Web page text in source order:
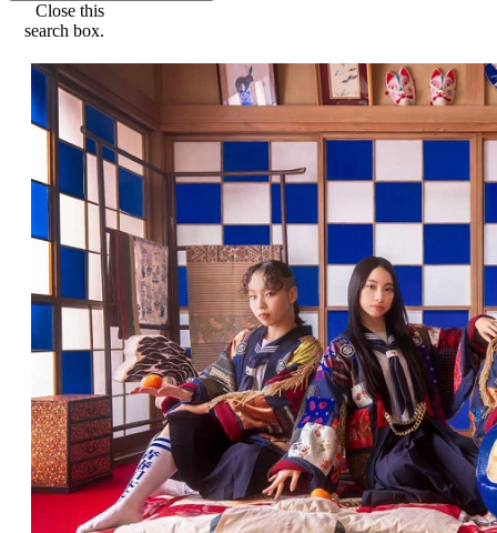
Close this
search box.